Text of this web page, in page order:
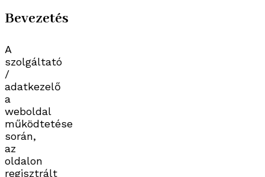
Bevezetés
A
szolgáltató
/
adatkezelő
a
weboldal
működtetése
során,
az
oldalon
regisztrált